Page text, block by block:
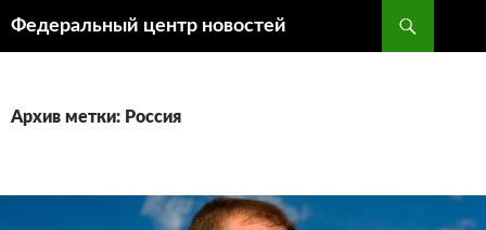
Федеральный центр новостей
Архив метки: Россия